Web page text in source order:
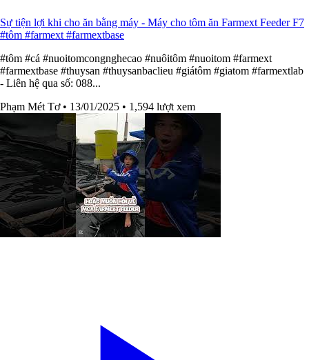
Sự tiện lợi khi cho ăn bằng máy - Máy cho tôm ăn Farmext Feeder F7
#tôm #farmext #farmextbase
#tôm #cá #nuoitomcongnghecao #nuôitôm #nuoitom #farmext
#farmextbase #thuysan #thuysanbaclieu #giátôm #giatom #farmextlab
- Liên hệ qua số: 088...
Phạm Mét Tơ • 13/01/2025 • 1,594 lượt xem